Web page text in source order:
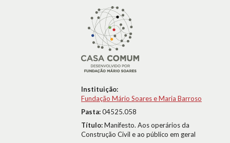
Instituição:
Fundação Mário Soares e Maria Barroso
Pasta:04525.058
Título:Manifesto. Aos operários da
Construção Civil e ao público em geral